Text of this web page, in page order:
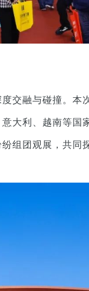
交融与碰撞。
大利、越南等国
组团观展，共同